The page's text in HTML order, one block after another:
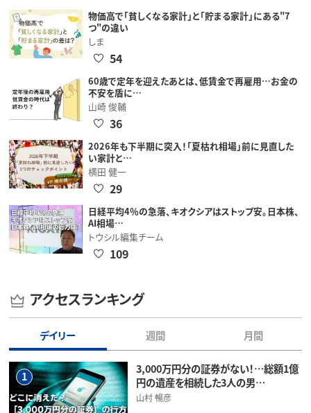
物価高で「貧しくなる家計」と「貯まる家計」にある"7
つ"の違い
しま
54
60歳で定年を迎えたあとは、低賃金で再雇用…お金の
不安を盾に…
山崎 俊輔
36
2026年も下半期に突入！「夏枯れ相場」前に見直した
い家計と…
横田 健一
29
日経平均4％の急落、キオクシアはストップ安。日本株、
AI相場…
トウシル編集チーム
109
アクセスランキング
デイリー 週間 月間
1
3,000万円分の証券がない！…総額1億
円の遺産を相続した3人の男…
山村 暢彦